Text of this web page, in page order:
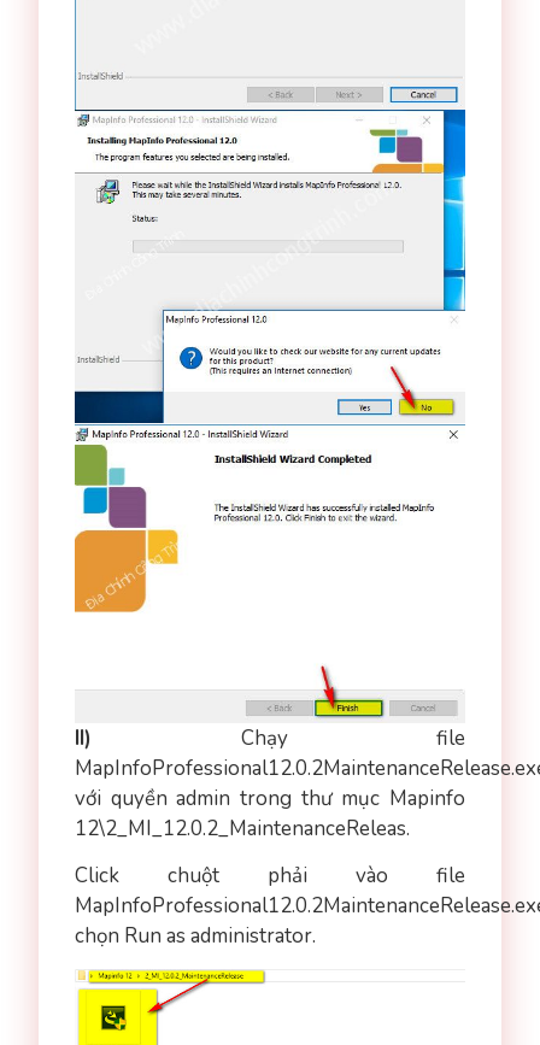
II) Chạy file
với quyền admin trong thư mục Mapinfo
12\2_MI_12.0.2_MaintenanceReleas.
Click chuột phải vào file
chọn Run as administrator.